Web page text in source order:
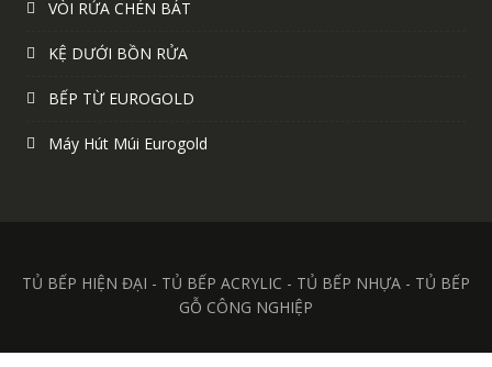
VÒI RỬA CHÉN BÁT
KỆ DƯỚI BỒN RỬA
BẾP TỪ EUROGOLD
Máy Hút Múi Eurogold
TỦ BẾP HIỆN ĐẠI - TỦ BẾP ACRYLIC - TỦ BẾP NHỰA - TỦ BẾP
GỖ CÔNG NGHIỆP